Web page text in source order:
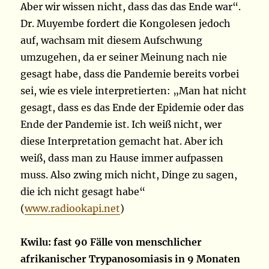
Aber wir wissen nicht, dass das das Ende war“.
Dr. Muyembe fordert die Kongolesen jedoch
auf, wachsam mit diesem Aufschwung
umzugehen, da er seiner Meinung nach nie
gesagt habe, dass die Pandemie bereits vorbei
sei, wie es viele interpretierten: „Man hat nicht
gesagt, dass es das Ende der Epidemie oder das
Ende der Pandemie ist. Ich weiß nicht, wer
diese Interpretation gemacht hat. Aber ich
weiß, dass man zu Hause immer aufpassen
muss. Also zwing mich nicht, Dinge zu sagen,
die ich nicht gesagt habe“
(www.radiookapi.net)
Kwilu: fast 90 Fälle von menschlicher
afrikanischer Trypanosomiasis in 9 Monaten